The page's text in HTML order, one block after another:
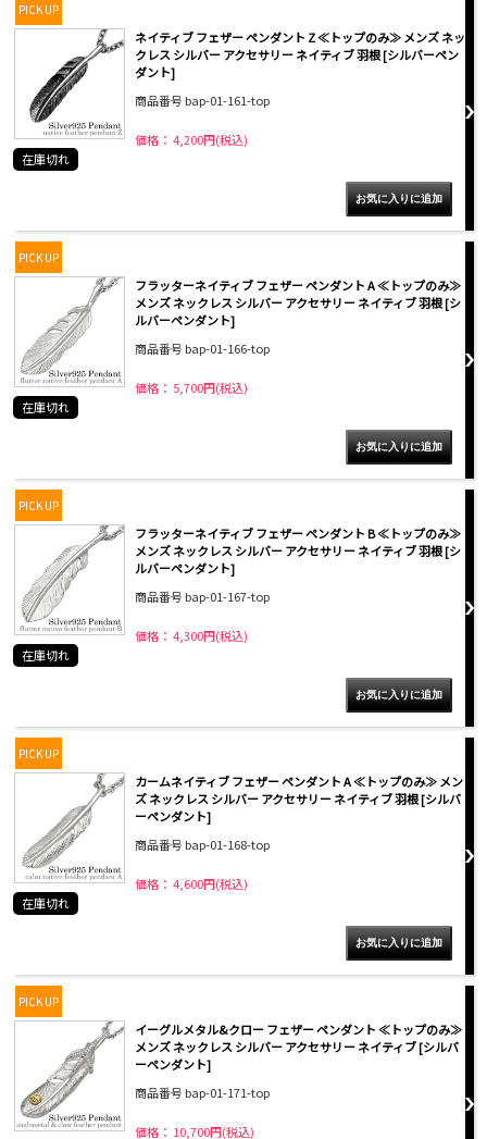
PICK UP
ネイティブ フェザー ペンダント Z ≪トップのみ≫ メンズ ネッ
クレス シルバー アクセサリー ネイティブ 羽根 [シルバーペン
ダント]
商品番号 bap-01-161-top
価格： 4,200円(税込)
在庫切れ
PICK UP
フラッターネイティブ フェザー ペンダント A ≪トップのみ≫
メンズ ネックレス シルバー アクセサリー ネイティブ 羽根 [シ
ルバーペンダント]
商品番号 bap-01-166-top
価格： 5,700円(税込)
在庫切れ
PICK UP
フラッターネイティブ フェザー ペンダント B ≪トップのみ≫
メンズ ネックレス シルバー アクセサリー ネイティブ 羽根 [シ
ルバーペンダント]
商品番号 bap-01-167-top
価格： 4,300円(税込)
在庫切れ
PICK UP
カームネイティブ フェザー ペンダント A ≪トップのみ≫ メン
ズ ネックレス シルバー アクセサリー ネイティブ 羽根 [シルバ
ーペンダント]
商品番号 bap-01-168-top
価格： 4,600円(税込)
在庫切れ
PICK UP
イーグルメタル&クロー フェザー ペンダント ≪トップのみ≫
メンズ ネックレス シルバー アクセサリー ネイティブ [シルバ
ーペンダント]
商品番号 bap-01-171-top
価格： 10,700円(税込)